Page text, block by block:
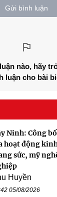
Gửi bình luận
nào, hãy
luận cho bài
Ninh: Công
hoạt động
sức, mỹ
Huyền
05/08/2026